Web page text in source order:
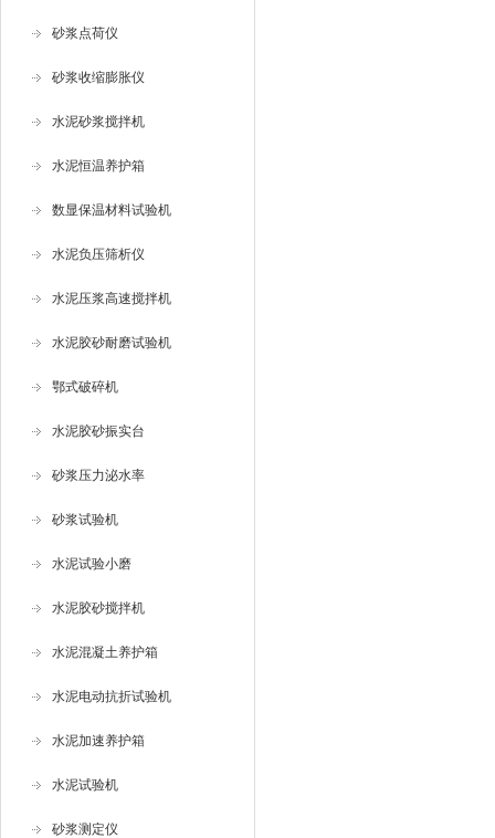
砂浆点荷仪
砂浆收缩膨胀仪
水泥砂浆搅拌机
水泥恒温养护箱
数显保温材料试验机
水泥负压筛析仪
水泥压浆高速搅拌机
水泥胶砂耐磨试验机
鄂式破碎机
水泥胶砂振实台
砂浆压力泌水率
砂浆试验机
水泥试验小磨
水泥胶砂搅拌机
水泥混凝土养护箱
水泥电动抗折试验机
水泥加速养护箱
水泥试验机
砂浆测定仪